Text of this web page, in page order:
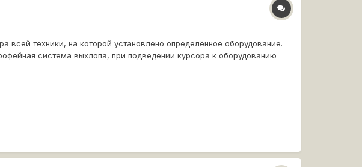
техники, на которой установлено определённое оборудование.
система выхлопа, при подведении курсора к оборудованию